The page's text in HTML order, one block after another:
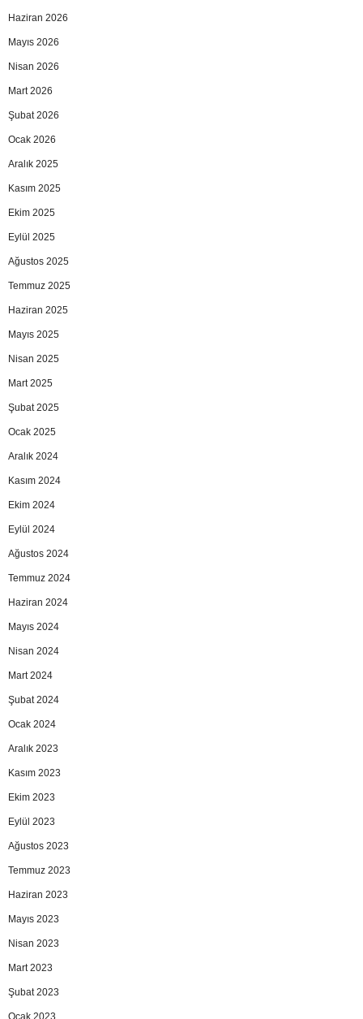
Haziran 2026
Mayıs 2026
Nisan 2026
Mart 2026
Şubat 2026
Ocak 2026
Aralık 2025
Kasım 2025
Ekim 2025
Eylül 2025
Ağustos 2025
Temmuz 2025
Haziran 2025
Mayıs 2025
Nisan 2025
Mart 2025
Şubat 2025
Ocak 2025
Aralık 2024
Kasım 2024
Ekim 2024
Eylül 2024
Ağustos 2024
Temmuz 2024
Haziran 2024
Mayıs 2024
Nisan 2024
Mart 2024
Şubat 2024
Ocak 2024
Aralık 2023
Kasım 2023
Ekim 2023
Eylül 2023
Ağustos 2023
Temmuz 2023
Haziran 2023
Mayıs 2023
Nisan 2023
Mart 2023
Şubat 2023
Ocak 2023